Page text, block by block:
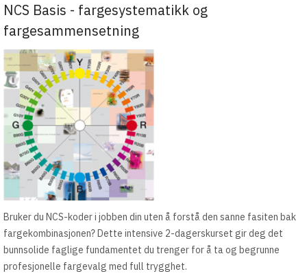
NCS Basis - fargesystematikk og
fargesammensetning
Bruker du NCS-koder i jobben din uten å forstå den sanne fasiten bak
fargekombinasjonen? Dette intensive 2-dagerskurset gir deg det
bunnsolide faglige fundamentet du trenger for å ta og begrunne
profesjonelle fargevalg med full trygghet.